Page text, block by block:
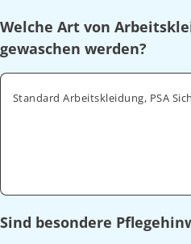
Welche Art von
gewaschen werden?
Sind besondere